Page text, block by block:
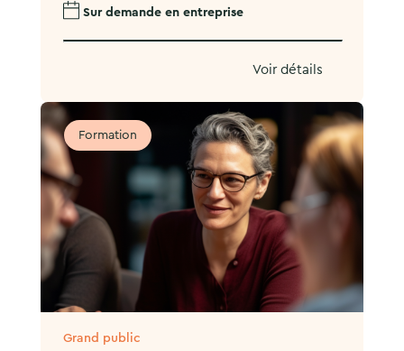
Sur demande en entreprise
Voir détails
Formation
Grand public